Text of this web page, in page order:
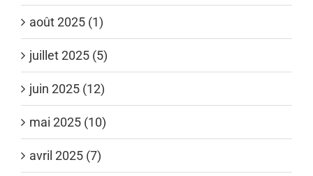
août 2025 (1)
juillet 2025 (5)
juin 2025 (12)
mai 2025 (10)
avril 2025 (7)